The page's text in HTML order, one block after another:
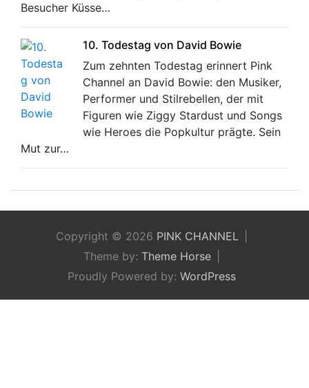
Besucher Küsse…
10. Todestag von David Bowie
Zum zehnten Todestag erinnert Pink
Channel an David Bowie: den Musiker,
Performer und Stilrebellen, der mit
Figuren wie Ziggy Stardust und Songs
wie Heroes die Popkultur prägte. Sein
Mut zur…
Copyright © 2026 PINK CHANNEL
Theme by: Theme Horse
Proudly Powered by: WordPress